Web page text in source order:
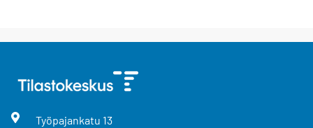
Työpajankatu 13